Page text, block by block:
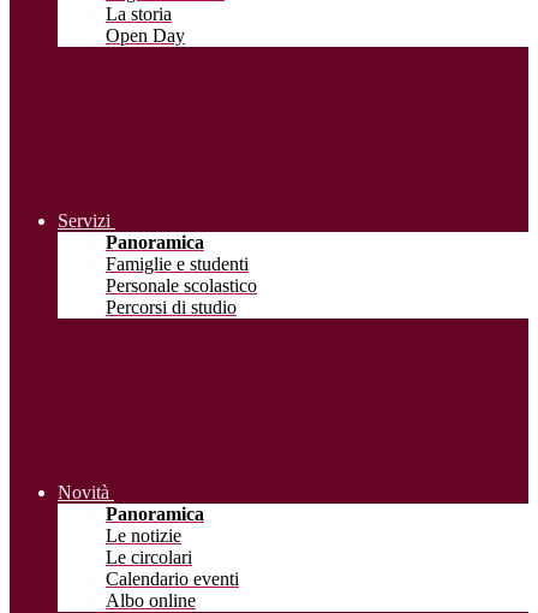
La storia
Open Day
Servizi
Panoramica
Famiglie e studenti
Personale scolastico
Percorsi di studio
Novità
Panoramica
Le notizie
Le circolari
Calendario eventi
Albo online